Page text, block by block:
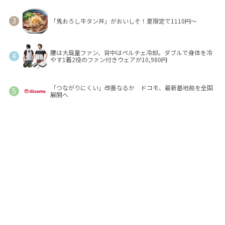
「鬼おろし牛タン丼」がおいしそ！夏限定で1110円～
腰は大風量ファン、背中はペルチェ冷却。ダブルで身体を冷
やす1着2役のファン付きウェアが10,980円
「つながりにくい」改善なるか ドコモ、最新基地局を全国
展開へ